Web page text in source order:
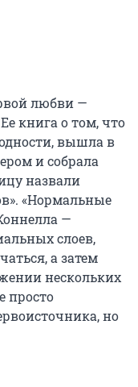
любви —
книга о том, что
вышла в
и собрала
назвали
«Нормальные
—
слоев,
а затем
нескольких
просто
но